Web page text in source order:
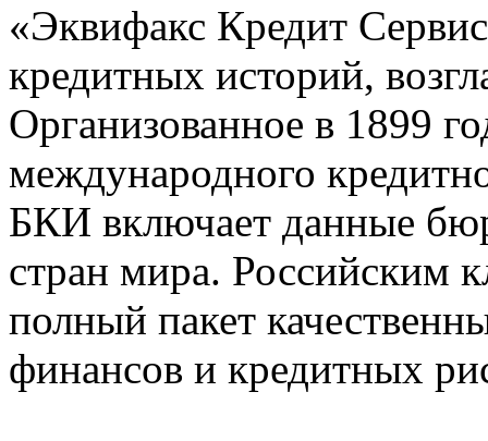
«Эквифакс Кредит
кредитных историй,
Организованное в 1899
международного
БКИ включает данные
стран мира. Российским
полный пакет
финансов и кредитных